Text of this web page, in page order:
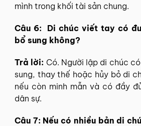
mình trong khối tài sản chung.
Câu 6: Di chúc viết tay có
bổ sung không?
Trả lời: Có. Người lập di chúc
sung, thay thế hoặc hủy bỏ di
nếu còn minh mẫn và có đầy
dân sự.
Câu 7: Nếu có nhiều bản di